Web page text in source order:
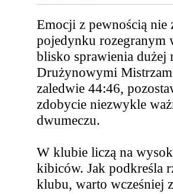
Emocji z pewnością
pojedynku rozegranym
blisko sprawienia dużej
Drużynowymi
zaledwie 44:46,
zdobycie niezwykle
dwumeczu.
W klubie liczą na
kibiców. Jak podkreśla
klubu, warto wcześniej